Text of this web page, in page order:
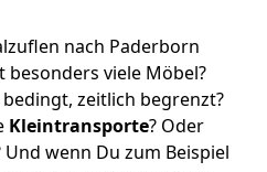
nach Paderborn
besonders viele Möbel?
zeitlich begrenzt?
Kleintransporte? Oder
Und wenn Du zum Beispiel